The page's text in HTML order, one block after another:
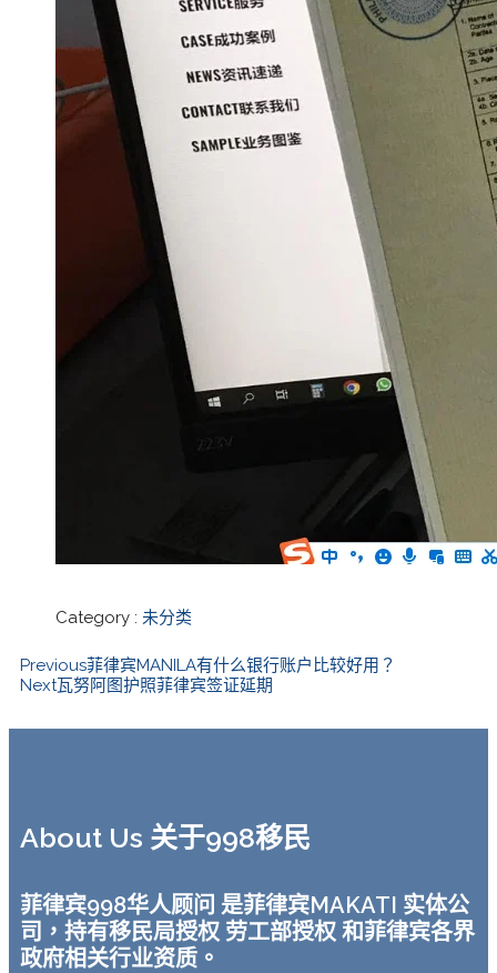
Category : 未分类
Previous菲律宾MANILA有什么银行账户比较好用？
Next瓦努阿图护照菲律宾签证延期
About Us 关于998移民
菲律宾998华人顾问 是菲律宾MAKATI 实体公
司，持有移民局授权 劳工部授权 和菲律宾各界
政府相关行业资质。